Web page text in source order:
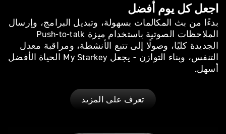
اجعل كل يوم أفضل
بدءًا من بث المكالمات بسهولة، وتبديل البرامج، وإرسال
الملاحظات الصوتية باستخدام ميزة Push-to-talk
الجديدة كليًا، وصولًا إلى تتبع الأنشطة، ومراقبة معدل
التنفس، وبناء التوازن - يجعل My Starkey الحياة الأفضل
أسهل.
تعرف على المزيد